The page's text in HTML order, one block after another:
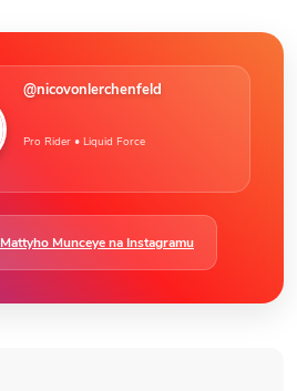
@nicovonlerchenfeld
Pro Rider • Liquid Force
Munceye na Instagramu